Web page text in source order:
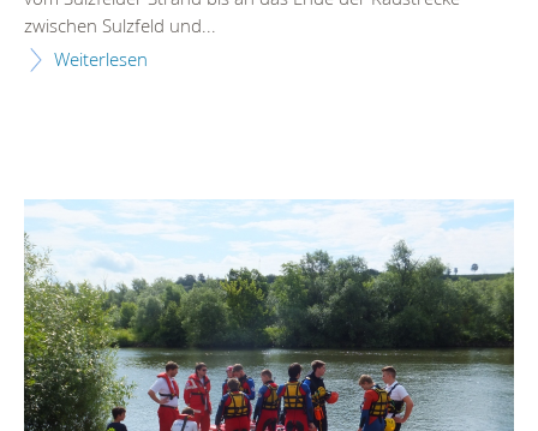
zwischen Sulzfeld und...
Weiterlesen